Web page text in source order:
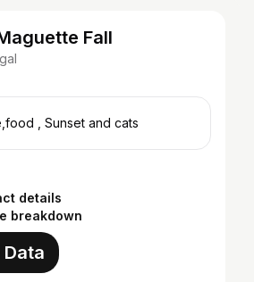
Fall
, Sunset and cats
details
breakdown
Data